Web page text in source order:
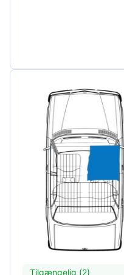
Tilgængelig (2)